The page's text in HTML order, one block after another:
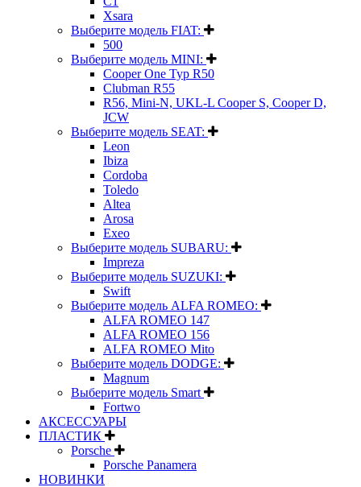
Xsara
Выберите модель FIAT:
500
Выберите модель MINI:
Cooper One Typ R50
Clubman R55
R56, Mini-N, UKL-L Cooper S, Cooper D,
JCW
Выберите модель SEAT:
Leon
Ibiza
Cordoba
Toledo
Altea
Arosa
Exeo
Выберите модель SUBARU:
Impreza
Выберите модель SUZUKI:
Swift
Выберите модель ALFA ROMEO:
ALFA ROMEO 147
ALFA ROMEO 156
ALFA ROMEO Mito
Выберите модель DODGE:
Magnum
Выберите модель Smart
Fortwo
АКСЕССУАРЫ
ПЛАСТИК
Porsche
Porsche Panamera
НОВИНКИ